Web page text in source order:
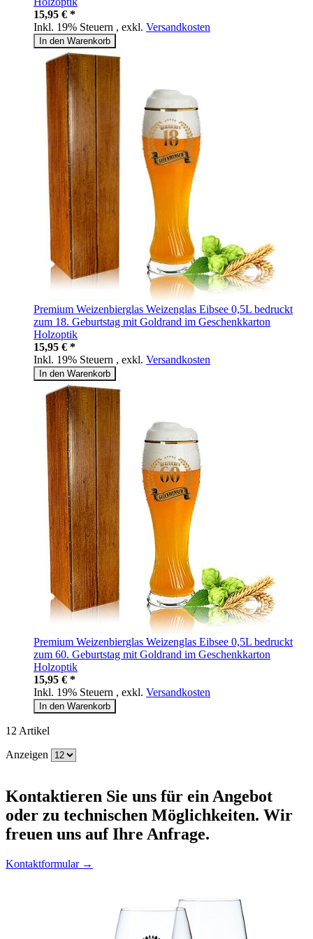
15,95 € *
Inkl. 19% Steuern , exkl. Versandkosten
In den Warenkorb
Premium Weizenbierglas Weizenglas Eibsee 0,5L bedruckt
zum 18. Geburtstag mit Goldrand im Geschenkkarton
Holzoptik
15,95 € *
Inkl. 19% Steuern , exkl. Versandkosten
In den Warenkorb
Premium Weizenbierglas Weizenglas Eibsee 0,5L bedruckt
zum 60. Geburtstag mit Goldrand im Geschenkkarton
Holzoptik
15,95 € *
Inkl. 19% Steuern , exkl. Versandkosten
In den Warenkorb
12 Artikel
Anzeigen
Kontaktieren Sie uns für ein Angebot
oder zu technischen Möglichkeiten. Wir
freuen uns auf Ihre Anfrage.
Kontaktformular →